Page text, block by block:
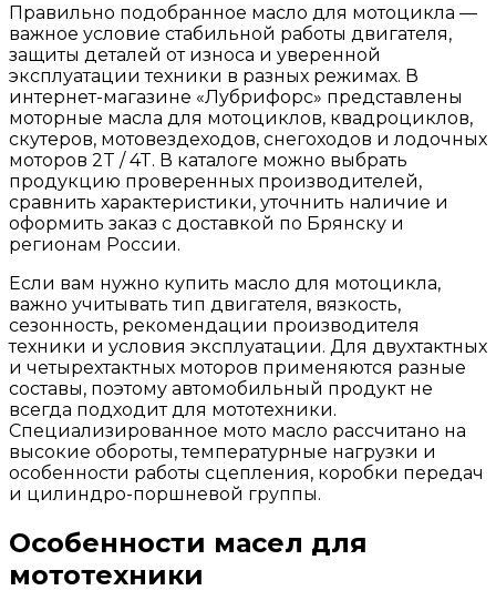
Правильно подобранное масло для мотоцикла —
важное условие стабильной работы двигателя,
защиты деталей от износа и уверенной
эксплуатации техники в разных режимах. В
интернет-магазине «Лубрифорс» представлены
моторные масла для мотоциклов, квадроциклов,
скутеров, мотовездеходов, снегоходов и лодочных
моторов 2T / 4T. В каталоге можно выбрать
продукцию проверенных производителей,
сравнить характеристики, уточнить наличие и
оформить заказ с доставкой по Брянску и
регионам России.
Если вам нужно купить масло для мотоцикла,
важно учитывать тип двигателя, вязкость,
сезонность, рекомендации производителя
техники и условия эксплуатации. Для двухтактных
и четырехтактных моторов применяются разные
составы, поэтому автомобильный продукт не
всегда подходит для мототехники.
Специализированное мото масло рассчитано на
высокие обороты, температурные нагрузки и
особенности работы сцепления, коробки передач
и цилиндро-поршневой группы.
Особенности масел для
мототехники